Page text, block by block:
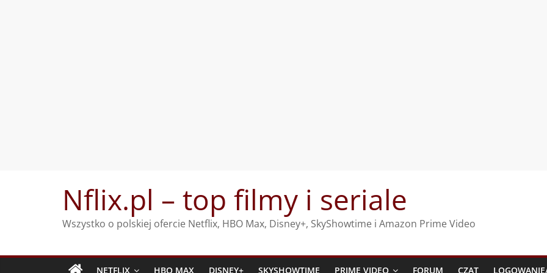
Nflix.pl – top filmy i seriale
Wszystko o polskiej ofercie Netflix, HBO Max, Disney+, SkyShowtime i Amazon Prime Video
NETFLIX HBO MAX DISNEY+ SKYSHOWTIME PRIME VIDEO FORUM CZAT